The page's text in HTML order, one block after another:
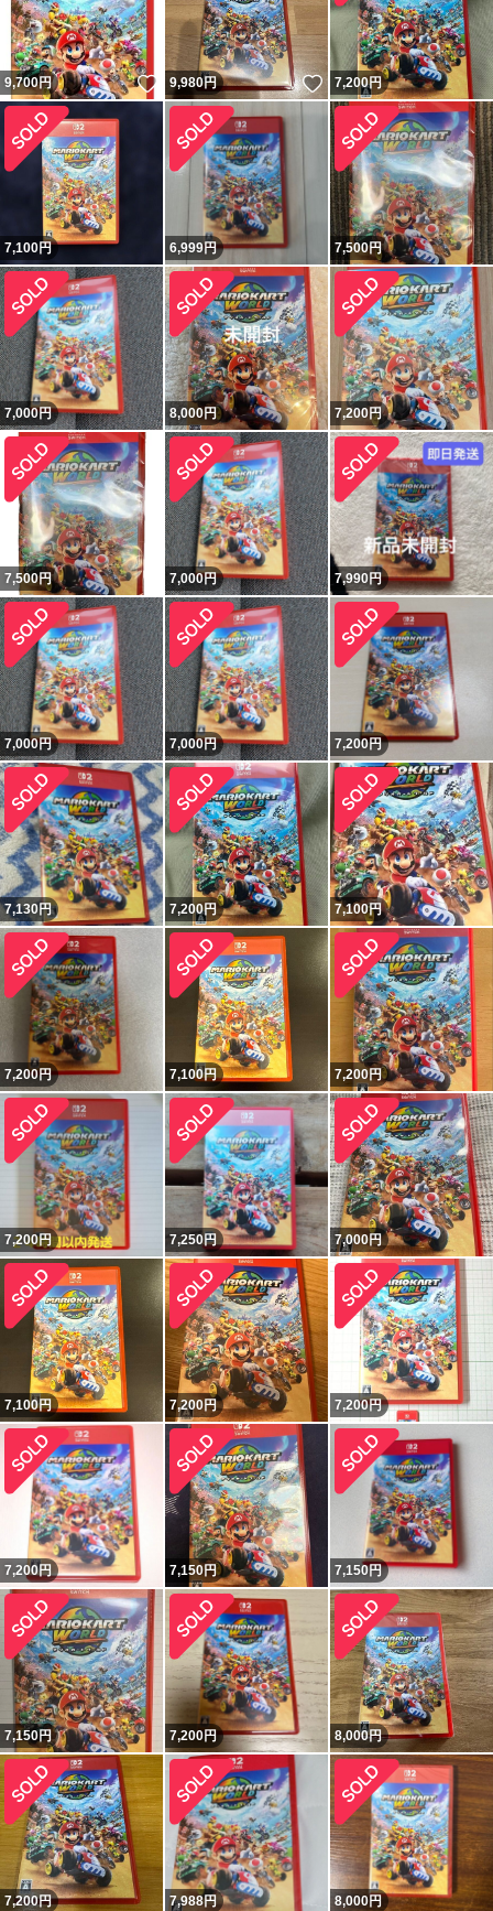
9,700円 いいね！
9,980円 いいね！
7,200円
7,100円 6,999円 7,500円
7,000円 8,000円 7,200円
7,500円 7,000円 7,990円
7,000円 7,000円 7,200円
7,130円 7,200円 7,100円
7,200円 7,100円 7,200円
7,200円 7,250円 7,000円
7,100円 7,200円 7,200円
7,200円 7,150円 7,150円
7,150円 7,200円 8,000円
7,200円 7,988円 8,000円